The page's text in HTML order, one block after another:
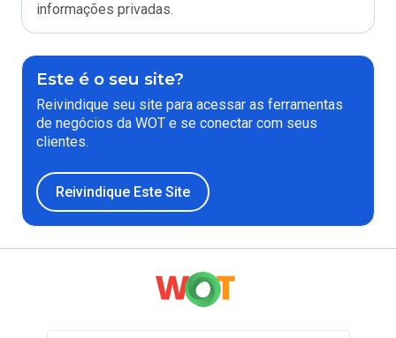
informações privadas.
Este é o seu site?
Reivindique seu site para acessar as ferramentas
de negócios da WOT e se conectar com seus
clientes.
Reivindique Este Site